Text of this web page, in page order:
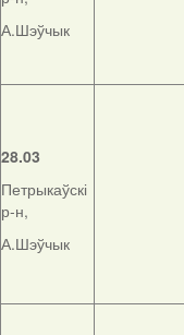
А.Шэўчык
28.03
Петрыкаўскі
р-н,
А.Шэўчык